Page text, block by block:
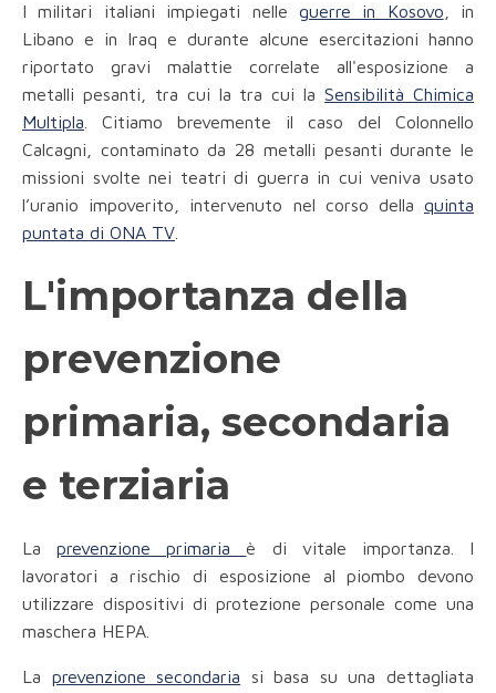
I militari italiani impiegati nelle guerre in Kosovo , in
Libano e in Iraq e durante alcune esercitazioni hanno
riportato gravi malattie correlate all'esposizione a
metalli pesanti, tra cui la tra cui laSensibilità Chimica
Multipla . Citiamo brevemente il caso del Colonnello
Calcagni, contaminato da 28 metalli pesanti durante le
missioni svolte nei teatri di guerra in cui veniva usato
l’uranio impoverito, intervenuto nel corso della quinta
puntata di ONA TV
L'importanza della
prevenzione
primaria, secondaria
e terziaria
Laprevenzione primaria è di vitale importanza. I
lavoratori a rischio di esposizione al piombo devono
utilizzare dispositivi di protezione personale come una
maschera HEPA.
La prevenzione secondaria si basa su una dettagliata